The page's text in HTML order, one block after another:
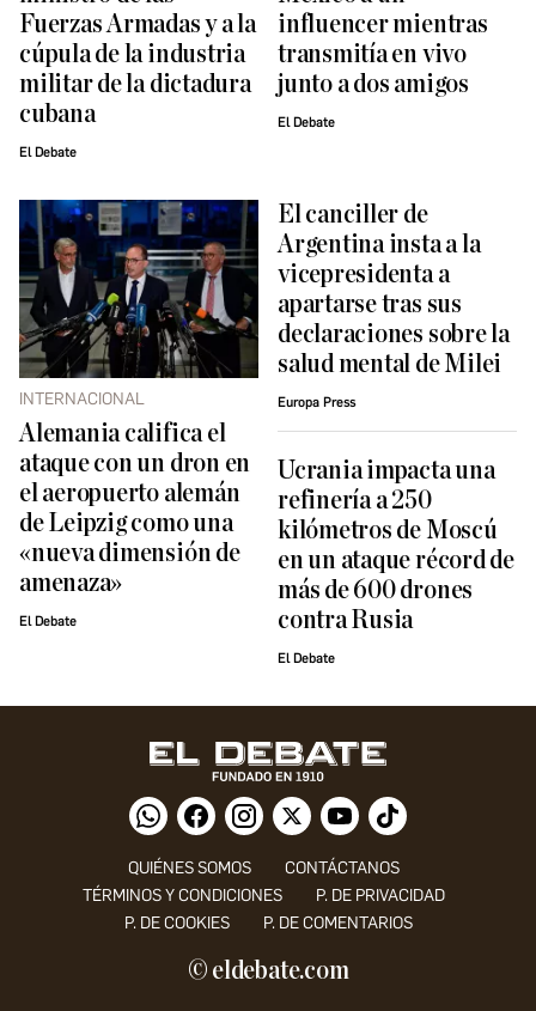
Fuerzas Armadas y a la
cúpula de la industria
militar de la dictadura
cubana
El Debate
influencer mientras
transmitía en vivo
junto a dos amigos
El Debate
INTERNACIONAL
Alemania califica el
ataque con un dron en
el aeropuerto alemán
de Leipzig como una
«nueva dimensión de
amenaza»
El Debate
El canciller de
Argentina insta a la
vicepresidenta a
apartarse tras sus
declaraciones sobre la
salud mental de Milei
Europa Press
Ucrania impacta una
refinería a 250
kilómetros de Moscú
en un ataque récord de
más de 600 drones
contra Rusia
El Debate
QUIÉNES SOMOS
CONTÁCTANOS
TÉRMINOS Y CONDICIONES
P. DE PRIVACIDAD
P. DE COOKIES
P. DE COMENTARIOS
© eldebate.com